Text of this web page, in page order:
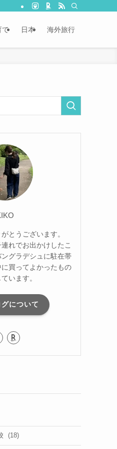
て 日本 海外旅行
とうございます。
れでお出かけしたこ
グラデシュに駐在帯
買ってよかったもの
います。
について
(18)